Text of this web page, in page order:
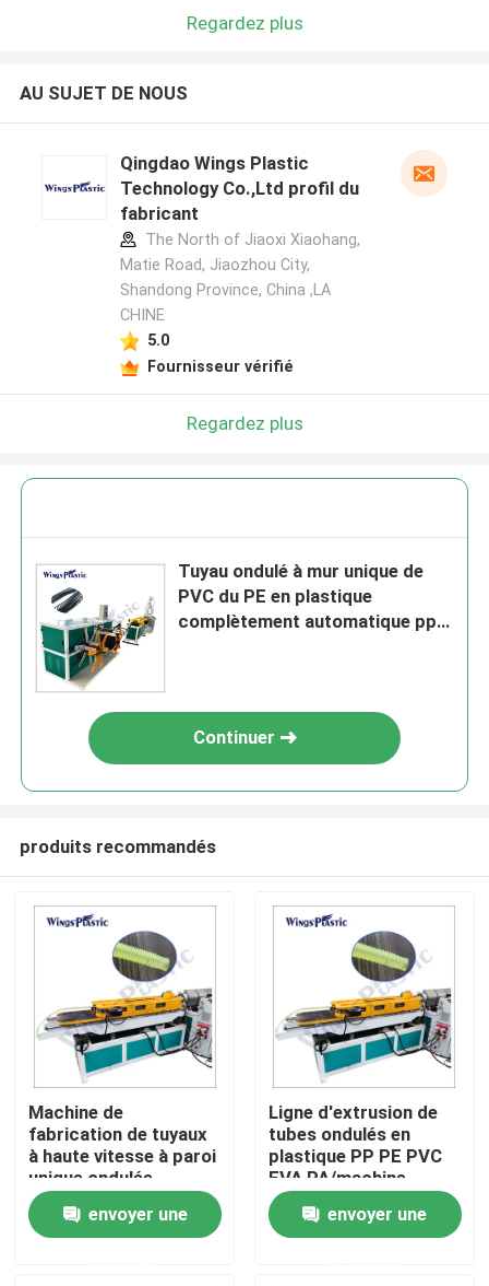
Maison
Produits
Regardez plus
AU SUJET DE NOUS
Qingdao Wings Plastic
Technology Co.,Ltd profil du
fabricant
The North of Jiaoxi Xiaohang,
Matie Road, Jiaozhou City,
Shandong Province, China ,LA
CHINE
5.0
Fournisseur vérifié
Regardez plus
Tuyau ondulé à mur unique de
PVC du PE en plastique
complètement automatique pp
Continuer
produits recommandés
Machine de
fabrication de tuyaux
à haute vitesse à paroi
unique ondulée
envoyer une
Ligne d'extrusion de
tubes ondulés en
plastique PP PE PVC
EVA PA/machine
d'extrusion de tubes
ondulés en plastique
envoyer une